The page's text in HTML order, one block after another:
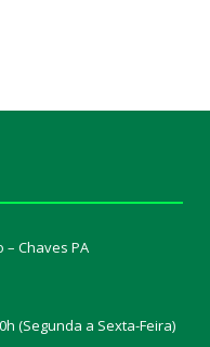
– Chaves PA
(Segunda a Sexta-Feira)